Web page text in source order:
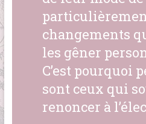
changements
les gêner
C’est pourquoi
sont ceux qui
renoncer à